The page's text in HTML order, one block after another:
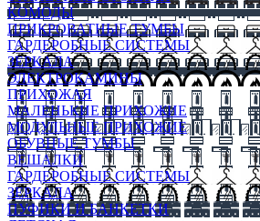
КОМОДЫ
ПРИКРОВАТНЫЕ ТУМБЫ
ГАРДЕРОБНЫЕ СИСТЕМЫ
ЗЕРКАЛА
ЭЛЕКТРОКАМИНЫ
ПРИХОЖАЯ
МАЛЕНЬКИЕ ПРИХОЖИЕ
МОДУЛЬНЫЕ ПРИХОЖИЕ
ОБУВНЫЕ ТУМБЫ
ВЕШАЛКИ
ГАРДЕРОБНЫЕ СИСТЕМЫ
ЗЕРКАЛА
ПУФИКИ И БАНКЕТКИ